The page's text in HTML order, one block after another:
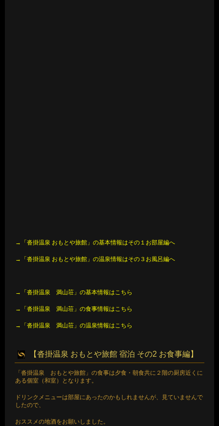
→「沓掛温泉 おもとや旅館」の基本情報はその１お部屋編へ
→「沓掛温泉 おもとや旅館」の温泉情報はその３お風呂編へ
→「沓掛温泉 満山荘」の基本情報はこちら
→「沓掛温泉 満山荘」の食事情報はこちら
→「沓掛温泉 満山荘」の温泉情報はこちら
【沓掛温泉 おもとや旅館 宿泊 その2 お食事編】
「沓掛温泉 おもとや旅館」の食事は夕食・朝食共に２階の厨房近くに
ある個室（和室）となります。
ドリンクメニューは部屋にあったのかもしれませんが、見ていませんで
したので、
おススメの地酒をお願いしました。